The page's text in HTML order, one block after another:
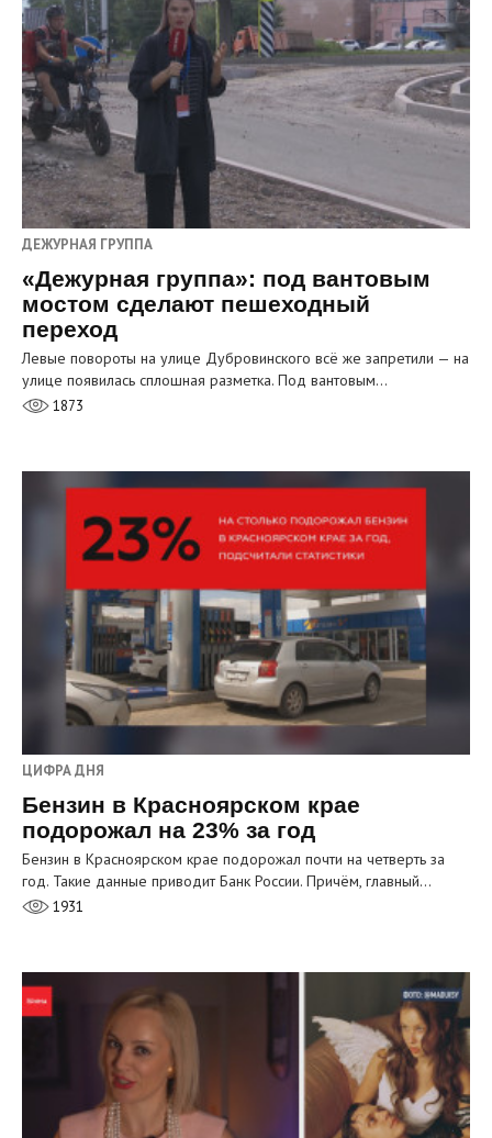
ДЕЖУРНАЯ ГРУППА
«Дежурная группа»: под вантовым
мостом сделают пешеходный
переход
Левые повороты на улице Дубровинского всё же запретили — на
улице появилась сплошная разметка. Под вантовым…
1873
ЦИФРА ДНЯ
Бензин в Красноярском крае
подорожал на 23% за год
Бензин в Красноярском крае подорожал почти на четверть за
год. Такие данные приводит Банк России. Причём, главный…
1931